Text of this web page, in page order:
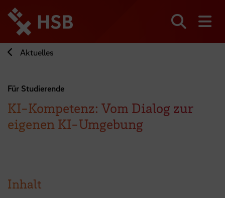
zum
Seiteninhalt
springen
Aktuelles
Für Studierende
KI-Kompetenz: Vom Dialog zur
eigenen KI-Umgebung
Inhalt